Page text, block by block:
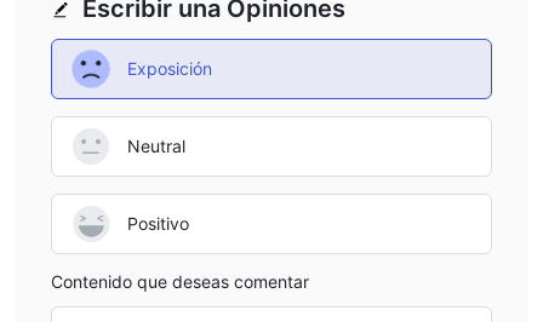
Escribir una Opiniones
Exposición
Neutral
Positivo
Contenido que deseas comentar